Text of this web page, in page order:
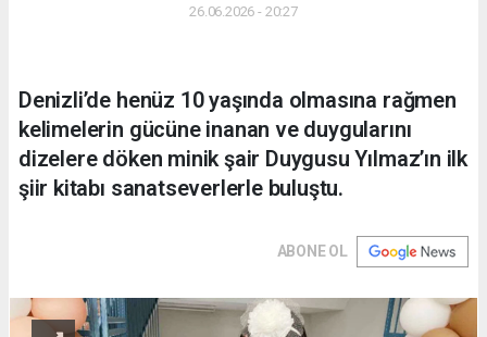
26.06.2026 - 20:27
Denizli’de henüz 10 yaşında olmasına rağmen
kelimelerin gücüne inanan ve duygularını
dizelere döken minik şair Duygusu Yılmaz’ın ilk
şiir kitabı sanatseverlerle buluştu.
ABONE OL